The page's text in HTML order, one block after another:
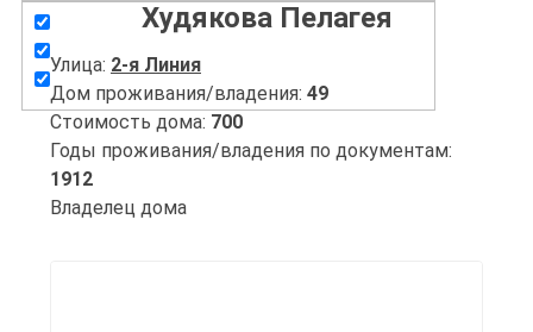
Худякова Пелагея
Улица: 2-я Линия
Дом проживания/владения: 49
Стоимость дома: 700
Годы проживания/владения по документам:
1912
Владелец дома